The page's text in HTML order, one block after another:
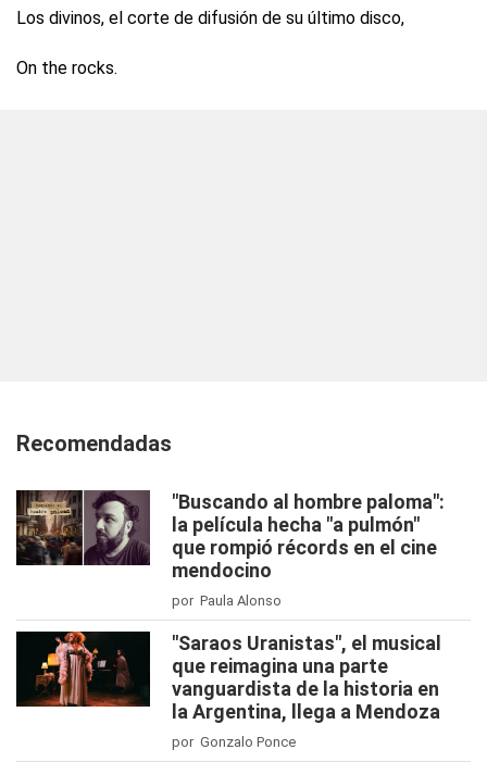
Los divinos, el corte de difusión de su último disco,
On the rocks.
Recomendadas
"Buscando al hombre paloma":
la película hecha "a pulmón"
que rompió récords en el cine
mendocino
por Paula Alonso
"Saraos Uranistas", el musical
que reimagina una parte
vanguardista de la historia en
la Argentina, llega a Mendoza
por Gonzalo Ponce